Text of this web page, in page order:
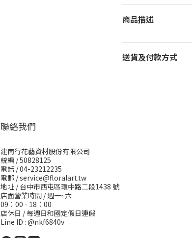
商品描述
送貨及付款方式
聯絡我們
建南行花藝資材股份有限公司
統編 / 50828125
電話 / 04-23212235
電郵 /service@floralart.tw
地址 / 台中市西屯區環中路二段1438 號
店面營業時間 / 週一~六
09：00 - 18：00
店休日 / 每週日和國定假日連假
Line ID : @nkf6840v